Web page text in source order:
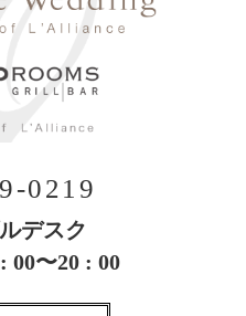
0219
デスク
00〜20 : 00